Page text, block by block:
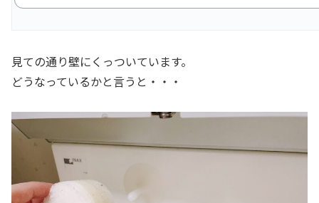
見ての通り壁にくっついています。
どうなっているかと言うと・・・